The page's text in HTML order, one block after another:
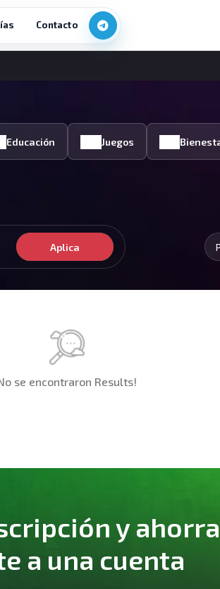
Contacto
Educación Juegos
Aplica
se encontraron Results!
y
a una cuenta